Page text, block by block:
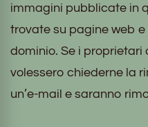
immagini pubblicate in
trovate su pagine web
dominio. Se i proprietari
volessero chiederne la
un’e-mail e saranno